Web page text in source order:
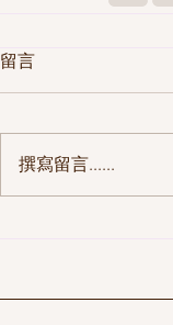
留言
撰寫留言......